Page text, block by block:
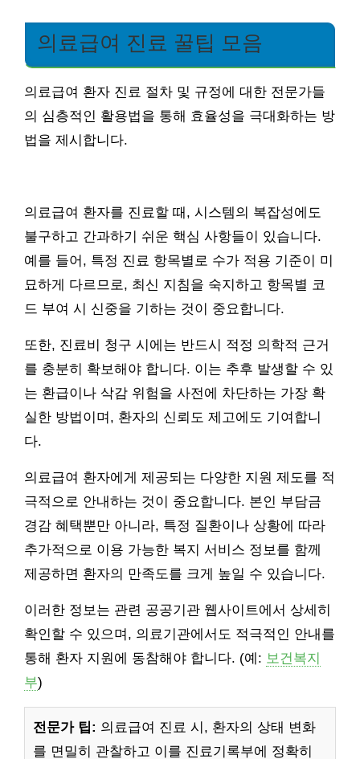
의료급여 진료 꿀팁 모음
의료급여 환자 진료 절차 및 규정에 대한 전문가들
의 심층적인 활용법을 통해 효율성을 극대화하는 방
법을 제시합니다.
의료급여 환자를 진료할 때, 시스템의 복잡성에도
불구하고 간과하기 쉬운 핵심 사항들이 있습니다.
예를 들어, 특정 진료 항목별로 수가 적용 기준이 미
묘하게 다르므로, 최신 지침을 숙지하고 항목별 코
드 부여 시 신중을 기하는 것이 중요합니다.
또한, 진료비 청구 시에는 반드시 적정 의학적 근거
를 충분히 확보해야 합니다. 이는 추후 발생할 수 있
는 환급이나 삭감 위험을 사전에 차단하는 가장 확
실한 방법이며, 환자의 신뢰도 제고에도 기여합니
다.
의료급여 환자에게 제공되는 다양한 지원 제도를 적
극적으로 안내하는 것이 중요합니다. 본인 부담금
경감 혜택뿐만 아니라, 특정 질환이나 상황에 따라
추가적으로 이용 가능한 복지 서비스 정보를 함께
제공하면 환자의 만족도를 크게 높일 수 있습니다.
이러한 정보는 관련 공공기관 웹사이트에서 상세히
확인할 수 있으며, 의료기관에서도 적극적인 안내를
통해 환자 지원에 동참해야 합니다. (예: 보건복지
부)
전문가 팁: 의료급여 진료 시, 환자의 상태 변화
를 면밀히 관찰하고 이를 진료기록부에 정확히